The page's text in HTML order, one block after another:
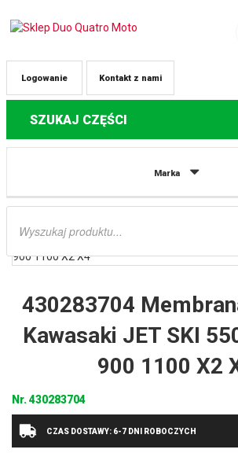
Kontakt z nami
Logowanie
SZUKAJ CZĘŚCI
Marka
Wyszukiwarka
Części do skuterów wodnych
430283704
Kawasaki JET SKI
900 1100 X2
Nr.430283704
CZAS DOSTAWY: 6-7 DNI ROBOCZYCH